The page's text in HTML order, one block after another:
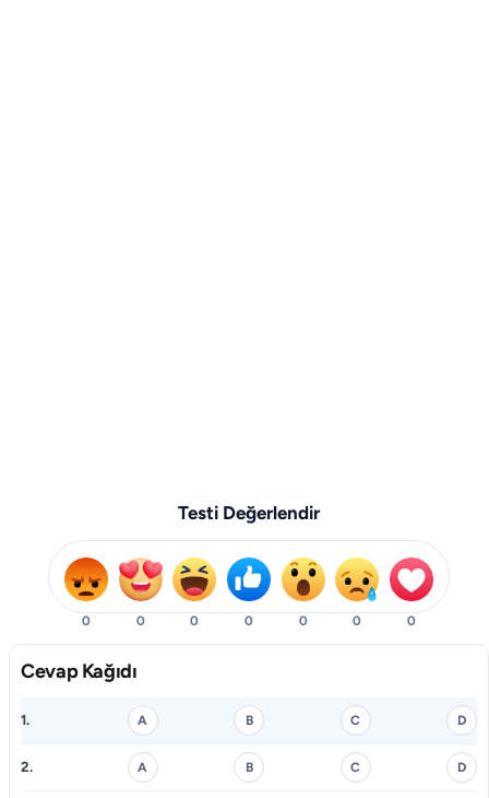
Testi Değerlendir
0 0 0 0 0 0 0
Cevap Kağıdı
1. A B C D
2. A B C D